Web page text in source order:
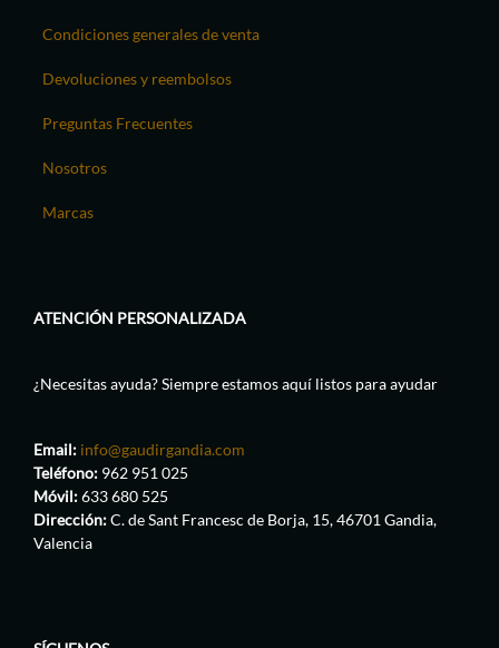
Condiciones generales de venta
Devoluciones y reembolsos
Preguntas Frecuentes
Nosotros
Marcas
ATENCIÓN PERSONALIZADA
¿Necesitas ayuda? Siempre estamos aquí listos para ayudar
Email: info@gaudirgandia.com
Teléfono: 962 951 025
Móvil:633 680 525
Dirección:C. de Sant Francesc de Borja, 15, 46701 Gandia,
Valencia